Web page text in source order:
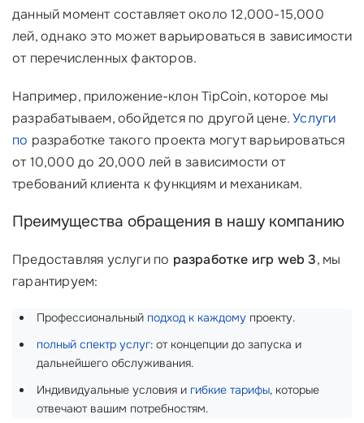
данный момент составляет около 12,000-15,000
лей, однако это может варьироваться в зависимости
от перечисленных факторов.
Например, приложение-клон TipCoin, которое мы
разрабатываем, обойдется по другой цене.Услуги
по разработке такого проекта могут варьироваться
от 10,000 до 20,000 лей в зависимости от
требований клиента к функциям и механикам.
Преимущества обращения в нашу компанию
Предоставляя услуги по разработке игр web 3, мы
гарантируем:
Профессиональный подход к каждому проекту.
полный спектр услуг: от концепции до запуска и
дальнейшего обслуживания.
Индивидуальные условия и гибкие тарифы, которые
отвечают вашим потребностям.